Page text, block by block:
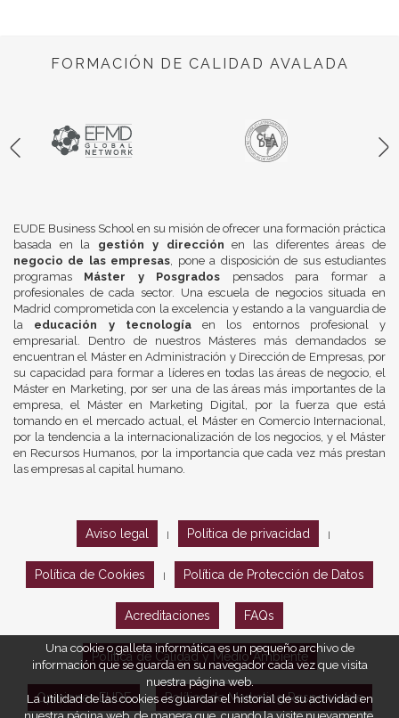
FORMACIÓN DE CALIDAD AVALADA
EUDE Business School en su misión de ofrecer una formación práctica
basada en la gestión y dirección en las diferentes áreas de
negocio de las empresas, pone a disposición de sus estudiantes
programas Máster y Posgrados pensados para formar a
profesionales de cada sector. Una escuela de negocios situada en
Madrid comprometida con la excelencia y estando a la vanguardia de
la educación y tecnologíaen los entornos profesional y
empresarial. Dentro de nuestros Másteres más demandados se
encuentran el Máster en Administración y Dirección de Empresas, por
su capacidad para formar a líderes en todas las áreas de negocio, el
Máster en Marketing, por ser una de las áreas más importantes de la
empresa, el Máster en Marketing Digital, por la fuerza que está
tomando en el mercado actual, el Máster en Comercio Internacional,
por la tendencia a la internacionalización de los negocios, y el Máster
en Recursos Humanos, por la importancia que cada vez más prestan
las empresas al capital humano.
Aviso legal Política de privacidad
Política de Cookies Política de Protección de Datos
Acreditaciones FAQs
Política de Calidad y Medio Ambiente
Opiniones EUDE Política de Marketing Responsable
Una cookie o galleta informática es un pequeño archivo de
información que se guarda en su navegador cada vez que visita
nuestra página web.
La utilidad de las cookies es guardar el historial de su actividad en